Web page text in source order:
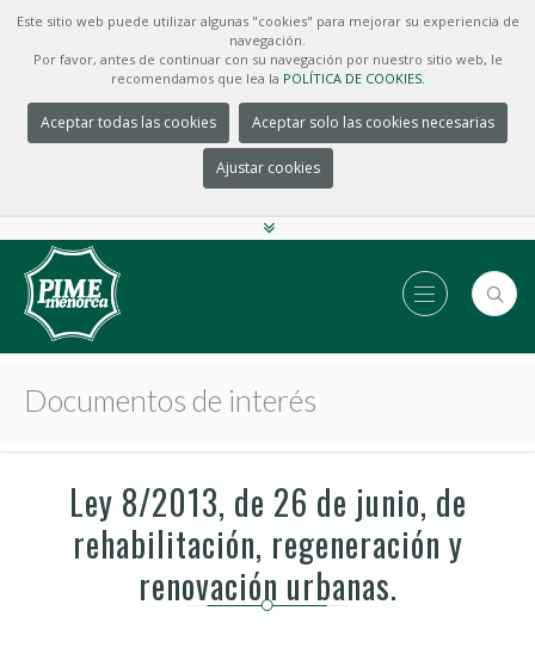
Este sitio web puede utilizar algunas "cookies" para mejorar su experiencia de
navegación.
Por favor, antes de continuar con su navegación por nuestro sitio web, le
recomendamos que lea la POLÍTICA DE COOKIES.
Aceptar todas las cookies Aceptar solo las cookies necesarias
Ajustar cookies
Documentos de interés
Ley 8/2013, de 26 de junio, de
rehabilitación, regeneración y
renovación urbanas.